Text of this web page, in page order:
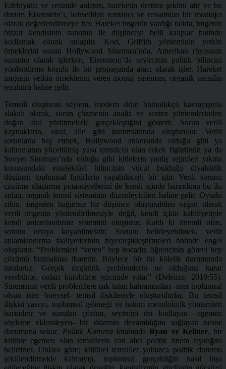
Edebiyatta ve resimde anlatım, hareketin üretimi şeklini alır ve bu
durum Eisenstein’ı, bahsedilen romancı ve ressamları bir montajcı
olarak değerlendirmeye iter. Hareket imgenin vardığı nokta, imgenin
bizzat kendisinin sunumu ile düşünceyi belli kalıplar halinde
kodlamak olarak anlaşılır. Kod, Griffith yönteminin yetkin
örneklerini sunan Hollywood Sineması’nda, Amerikan rüyasının
sunumu olarak işlerken, Eisenstein’da seyircinin politik bilincini
yönlendirme koşulu ile bir propaganda aracı olarak işler. Hareket
imgenin yetkin örneklerini veren montaj sineması, organik temsilin
tezahürü haline gelir.
Temsili oluşturan söylem, modern aklın bütünlükçü kavrayışıyla
alakalı olarak, sorun çözmenin analiz ve sentez yöntemlerinden
doğan akıl yürütmelerle gerçekleştiğini gösterir. Sorun verili
kaynakların, okul, aile gibi kurumlarında oluşturulur. Verili
sorunlarla baş etmek, Hollywood anlatısında olduğu gibi ya
kahramanın yüceltilmiş yasa temsilcisi olan erkek figürünün ya da
Sovyet Sineması’nda olduğu gibi kitlelerin yanlış rejimleri yıkma
konusundaki entelektüel bilincinin vücut bulduğu diyalektik
düşünen toplumsal figürlerin yapabileceği bir iştir. Verili sorunu
çözüme ulaştırma potansiyellerini de kendi içinde barındıran bu iki
anlatı, organik temsil sisteminin düzenleyicileri haline gelir. Oysaki
zihin, imgeden bağımsız bir düşünce oluşturabilen organ olarak
verili imgenin yönlendirilmesiyle değil, kendi içkin kabiliyetiyle
kendi anlamlandırma sistemini oluşturur. Kaldı ki önemli olan,
sorunu ortaya koyabilmektir. Sorunu belirleyebilmek, verili
anlamlandırma faaliyetlerinin hiyerarşikleştirmeleri önünde engel
oluşturur. “Problemleri “veren” hep hocadır, öğrencinin görevi hep
çözümü bulmaktan ibarettir. Böylece bir tür kölelik durumunda
tutuluruz. Gerçek özgürlük problemlerin ne olduğuna karar
verebilme, onları kurabilme gücünde yatar” (Deleuze, 2010:55).
Sinemanın verili problemlere ışık tutan kahramanları -ister toplumsal
olsun ister bireysel- temsil ilişkileriyle oluşturulurlar. Bu temsil
ilişkisi yasayı, toplumsal geleneği ve hakim metodolojik yöntemleri
barındırır ve sunulan çözüm, seyirciyi üst kodlayan –egemen
söyleme eklemleyen- bir düzenin devamlılığını sağlayan nesne
durumuna sokar. Politik Kamera kitabında Ryan ve Kellner, bir
kültüre egemen olan temsillerin can alıcı politik önem taşıdığını
belirtirler. Onlara göre; kültürel temsiller yalnızca politik durumu
şekillendirmekle kalmayıp, toplumsal gerçekliğin nasıl inşa